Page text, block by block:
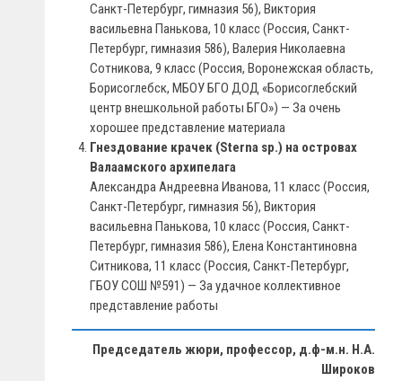
Санкт-Петербург, гимназия 56), Виктория
васильевна Панькова, 10 класс (Россия, Санкт-
Петербург, гимназия 586), Валерия Николаевна
Сотникова, 9 класс (Россия, Воронежская область,
Борисоглебск, МБОУ БГО ДОД «Борисоглебский
центр внешкольной работы БГО») — За очень
хорошее представление материала
Гнездование крачек (Sterna sp.) на островах
Валаамского архипелага
Александра Андреевна Иванова, 11 класс (Россия,
Санкт-Петербург, гимназия 56), Виктория
васильевна Панькова, 10 класс (Россия, Санкт-
Петербург, гимназия 586), Елена Константиновна
Ситникова, 11 класс (Россия, Санкт-Петербург,
ГБОУ СОШ №591) — За удачное коллективное
представление работы
Председатель жюри, профессор, д.ф-м.н. Н.А.
Широков